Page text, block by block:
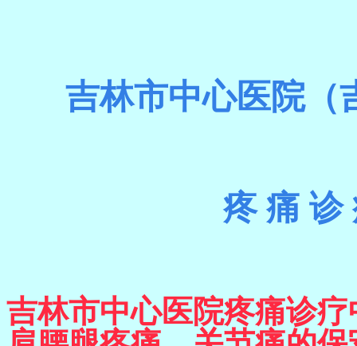
吉林市中心医院（
疼 痛 诊
吉林市中心医院疼痛诊